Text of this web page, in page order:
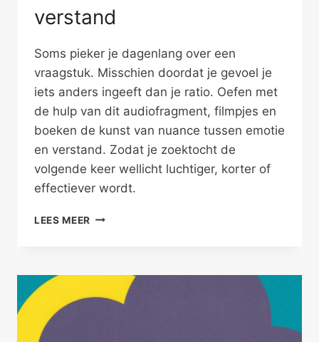
verstand
Soms pieker je dagenlang over een
vraagstuk. Misschien doordat je gevoel je
iets anders ingeeft dan je ratio. Oefen met
de hulp van dit audiofragment, filmpjes en
boeken de kunst van nuance tussen emotie
en verstand. Zodat je zoektocht de
volgende keer wellicht luchtiger, korter of
effectiever wordt.
LEES MEER NUANCE
VERSTAND